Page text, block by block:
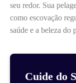
seu redor. Sua
como escovação
saúde e a beleza do
Cuide do